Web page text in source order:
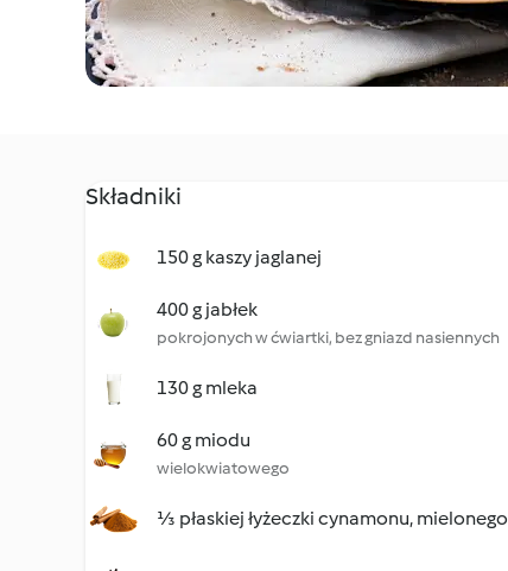
Składniki
150 g kaszy jaglanej
400 g jabłek
pokrojonych w ćwiartki, bez gniazd nasiennych
130 g mleka
60 g miodu
wielokwiatowego
⅓ płaskiej łyżeczki cynamonu, mielonego